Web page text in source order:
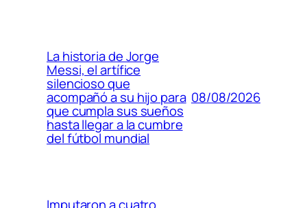
La historia de Jorge
Messi, el artífice
silencioso que
acompañó a su hijo para
que cumpla sus sueños
hasta llegar a la cumbre
del fútbol mundial
08/08/2026